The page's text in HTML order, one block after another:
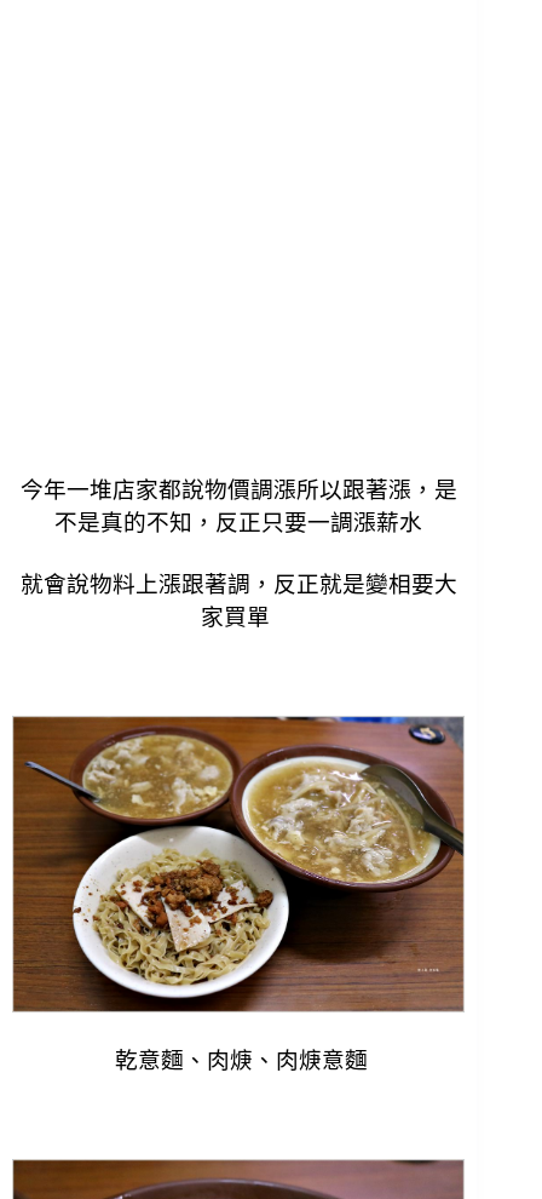
今年一堆店家都說物價調漲所以跟著漲，是
不是真的不知，反正只要一調漲薪水
就會說物料上漲跟著調，反正就是變相要大
家買單
乾意麵、肉焿、肉焿意麵